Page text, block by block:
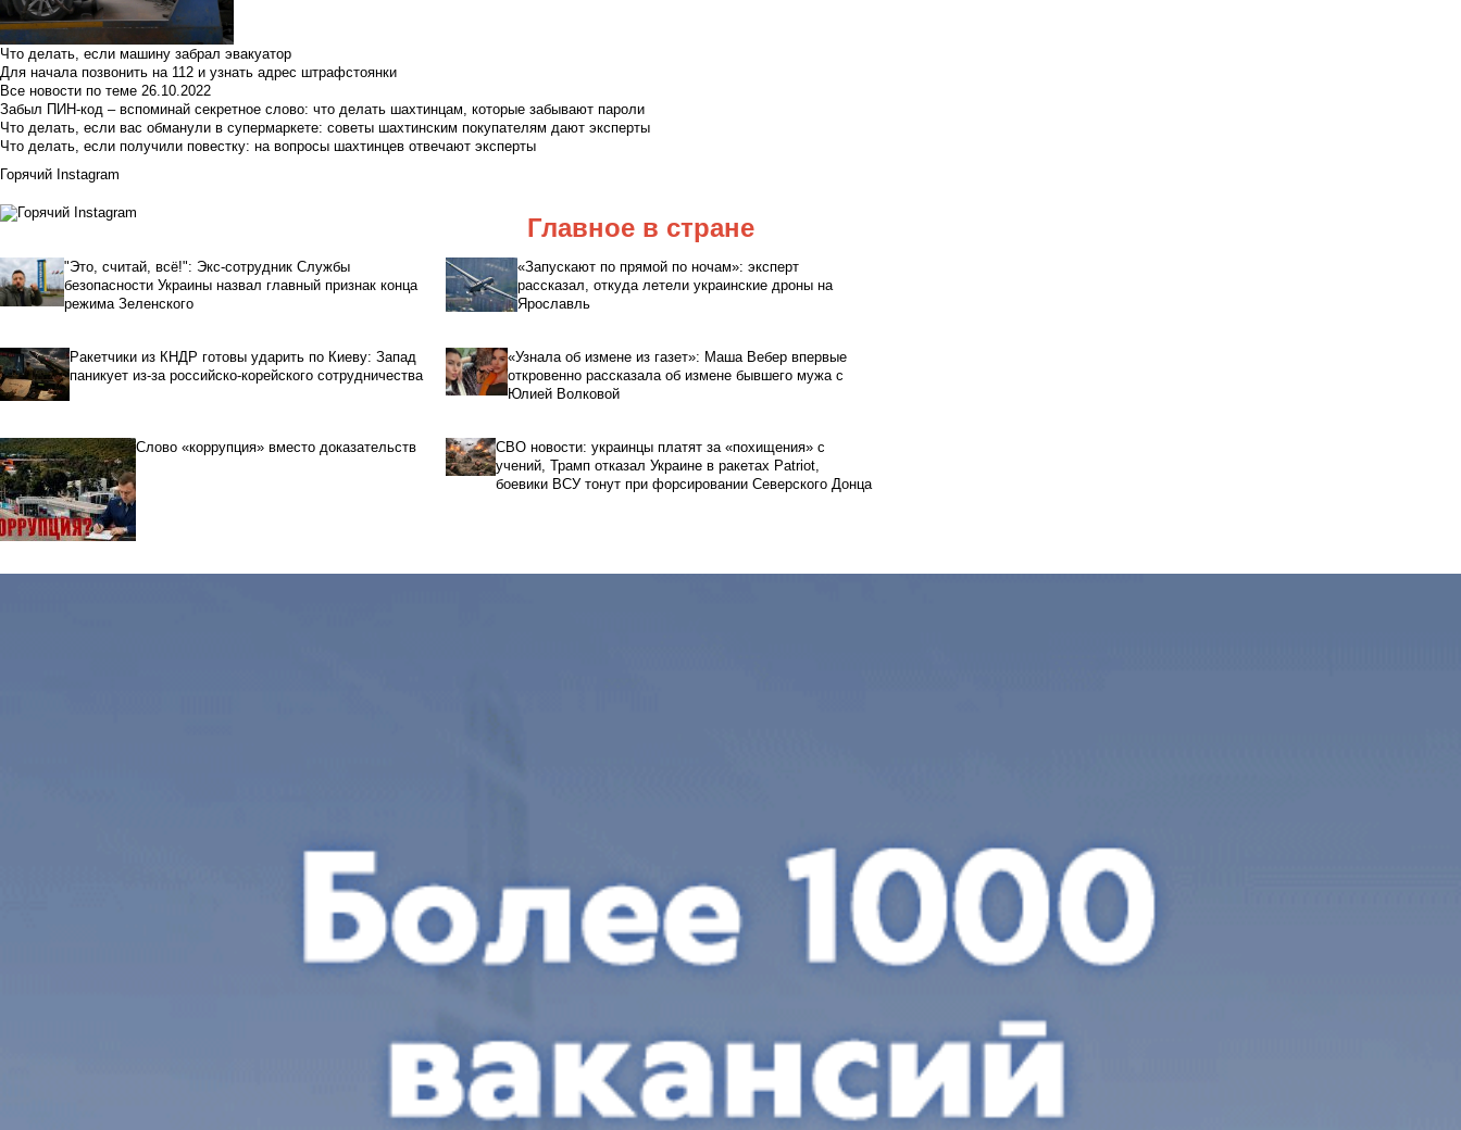
Что делать, если машину забрал эвакуатор
Для начала позвонить на 112 и узнать адрес штрафстоянки
Все новости по теме 26.10.2022
Забыл ПИН-код – вспоминай секретное слово: что делать шахтинцам, которые забывают пароли
Что делать, если вас обманули в супермаркете: советы шахтинским покупателям дают эксперты
Что делать, если получили повестку: на вопросы шахтинцев отвечают эксперты
Горячий Instagram
Главное в стране
"Это, считай, всё!": Экс-сотрудник Службы
безопасности Украины назвал главный признак конца
режима Зеленского
«Запускают по прямой по ночам»: эксперт
рассказал, откуда летели украинские дроны на
Ярославль
Ракетчики из КНДР готовы ударить по Киеву: Запад
паникует из-за российско-корейского сотрудничества
«Узнала об измене из газет»: Маша Вебер впервые
откровенно рассказала об измене бывшего мужа с
Юлией Волковой
Слово «коррупция» вместо доказательств
СВО новости: украинцы платят за «похищения» с
учений, Трамп отказал Украине в ракетах Patriot,
боевики ВСУ тонут при форсировании Северского Донца